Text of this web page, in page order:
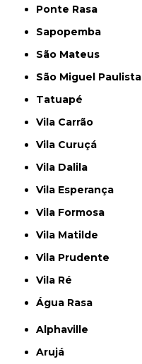
Ponte Rasa
Sapopemba
São Mateus
São Miguel Paulista
Tatuapé
Vila Carrão
Vila Curuçá
Vila Dalila
Vila Esperança
Vila Formosa
Vila Matilde
Vila Prudente
Vila Ré
Água Rasa
Alphaville
Arujá